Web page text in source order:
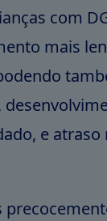
com
mais
e atraso